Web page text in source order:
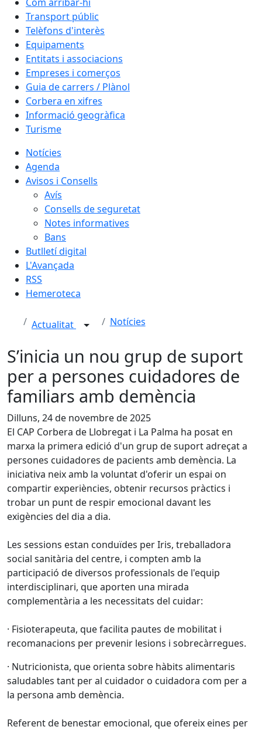
Transport públic
Telèfons d'interès
Equipaments
Entitats i associacions
Empreses i comerços
Guia de carrers / Plànol
Corbera en xifres
Informació geogràfica
Turisme
Notícies
Agenda
Avisos i Consells
Avís
Consells de seguretat
Notes informatives
Bans
Butlletí digital
L'Avançada
RSS
Hemeroteca
Actualitat Notícies
S’inicia un nou grup de suport
per a persones cuidadores de
familiars amb demència
Dilluns, 24 de novembre de 2025
El CAP Corbera de Llobregat i La Palma ha posat en
marxa la primera edició d'un grup de suport adreçat a
persones cuidadores de pacients amb demència. La
iniciativa neix amb la voluntat d'oferir un espai on
compartir experiències, obtenir recursos pràctics i
trobar un punt de respir emocional davant les
exigències del dia a dia.
Les sessions estan conduïdes per Iris, treballadora
social sanitària del centre, i compten amb la
participació de diversos professionals de l'equip
interdisciplinari, que aporten una mirada
complementària a les necessitats del cuidar:
· Fisioterapeuta, que facilita pautes de mobilitat i
recomanacions per prevenir lesions i sobrecàrregues.
· Nutricionista, que orienta sobre hàbits alimentaris
saludables tant per al cuidador o cuidadora com per a
la persona amb demència.
Referent de benestar emocional, que ofereix eines per